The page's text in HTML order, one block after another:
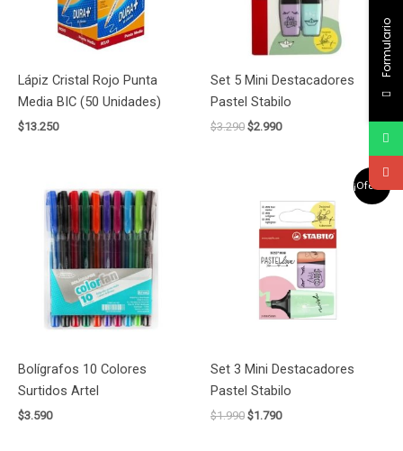
Lápiz Cristal Rojo Punta
Media BIC (50 Unidades)
$13.250
Set 5 Mini Destacadores
Pastel Stabilo
$3.290 $2.990
Bolígrafos 10 Colores
Surtidos Artel
$3.590
¡Oferta!
Set 3 Mini Destacadores
Pastel Stabilo
$1.990
original
era:
$1.990.
$1.790
actual
es:
$1.790.
Formulario